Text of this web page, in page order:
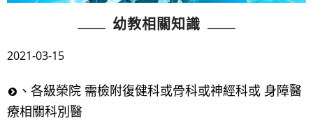
幼教相關知識
2021-03-15
、各級榮院 需檢附復健科或骨科或神經科或 身障醫
療相關科別醫